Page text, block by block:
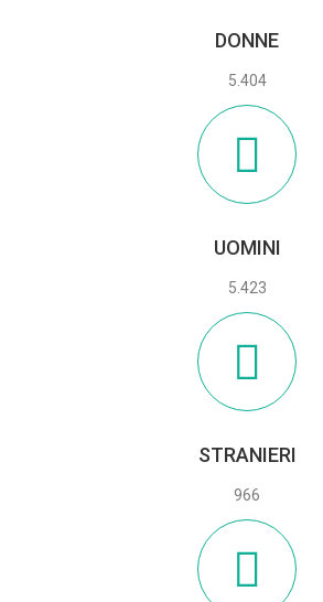
DONNE
5.404
UOMINI
5.423
STRANIERI
966